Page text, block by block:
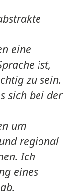
eine
ist,
zu sein.
sich bei der
um
regional
Ich
eines